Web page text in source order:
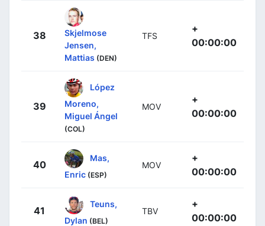
38
Skjelmose
Jensen,
Mattias (DEN)
TFS
+
00:00:00
39
López
Moreno,
Miguel Ángel
(COL)
MOV
+
00:00:00
40
Mas,
Enric (ESP)
MOV
+
00:00:00
41
Teuns,
Dylan (BEL)
TBV
+
00:00:00